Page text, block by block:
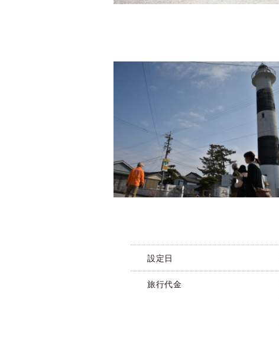
設定日
旅行代金